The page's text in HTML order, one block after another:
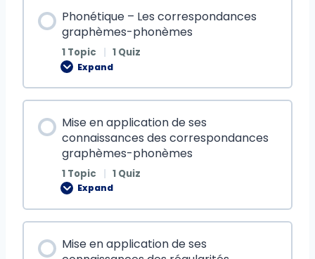
Phonétique – Les correspondances
graphèmes-phonèmes
1 Topic | 1 Quiz
Expand
Mise en application de ses
connaissances des correspondances
graphèmes-phonèmes
1 Topic | 1 Quiz
Expand
Mise en application de ses